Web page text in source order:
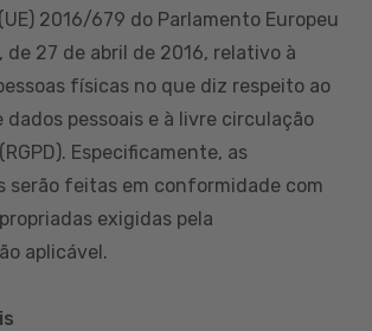
2016/679 do Parlamento Europeu
de 27 de abril de 2016, relativo à
físicas no que diz respeito ao
pessoais e à livre circulação
Especificamente, as
serão feitas em conformidade com
exigidas pela
aplicável.